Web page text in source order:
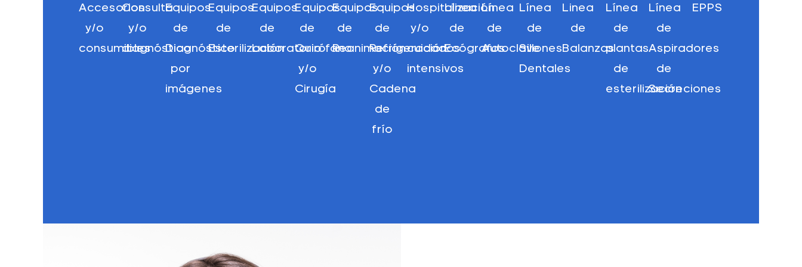
Accesorios
y/o
consumibles
Consulta
y/o
diagnóstico
Equipos
de
Diagnóstico
por
imágenes
Equipos
de
Esterilización
Equipos
de
Laboratorio
Equipos
de
Quirófano
y/o
Cirugía
Equipos
de
Reanimación
Equipos
de
Refrigeración
y/o
Cadena
de
frío
Hospitalización
y/o
cuidados
intensivos
Línea
de
Ecógrafos
Línea
de
Autoclave
Línea
de
Sillones
Dentales
Linea
de
Balanzas
Línea
de
plantas
de
esterilización
Línea
de
Aspiradores
de
Secreciones
EPPS